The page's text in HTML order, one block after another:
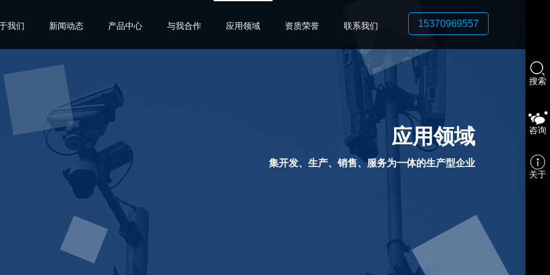
我们 新闻动态 产品中心 与我合作 应用领域 资质荣誉 联系我们 15370969557
应用领域
集开发、生产、销售、服务为一体的生产型企业
搜索
咨询
关于